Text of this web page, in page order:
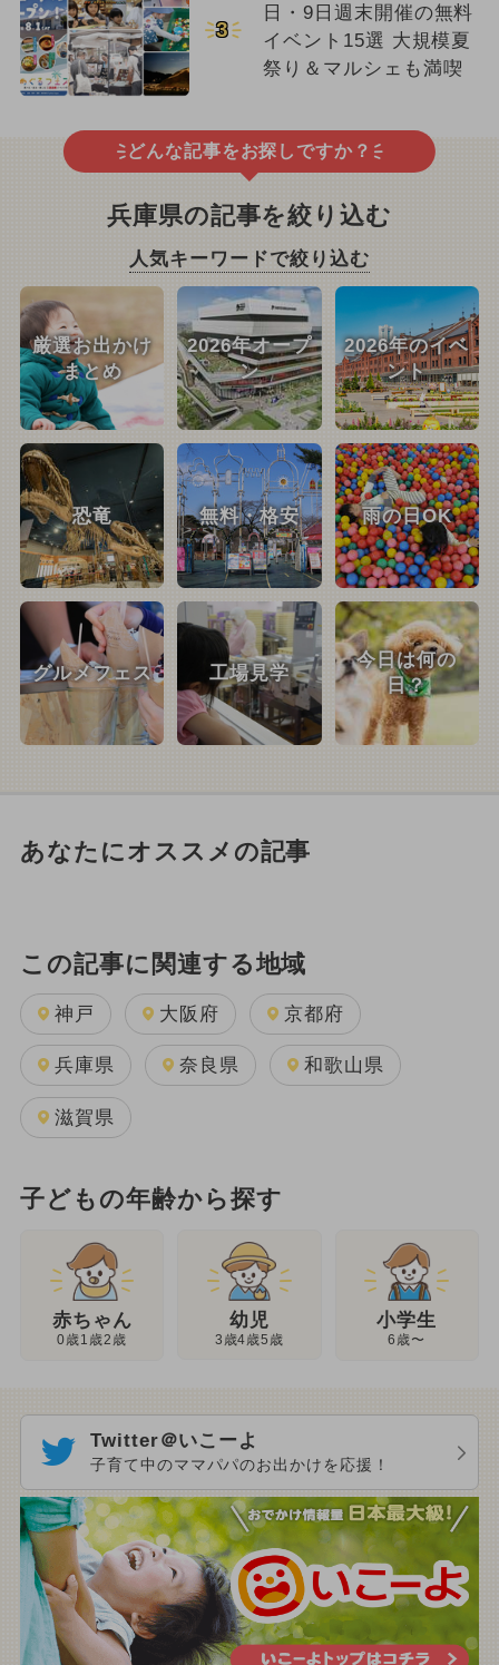
3
日・9日週末開催の無料
イベント15選 大規模夏
祭り＆マルシェも満喫
どんな記事をお探しですか？
兵庫県の記事を絞り込む
人気キーワードで絞り込む
厳選お出かけ
まとめ
2026年オープ
ン
2026年のイベ
ント
恐竜 無料・格安 雨の日OK
グルメフェス 工場見学
今日は何の
日？
あなたにオススメの記事
この記事に関連する地域
神戸 大阪府 京都府
兵庫県 奈良県 和歌山県
滋賀県
子どもの年齢から探す
赤ちゃん
0歳1歳2歳
幼児
3歳4歳5歳
小学生
6歳〜
Twitter＠いこーよ
子育て中のママパパのお出かけを応援！